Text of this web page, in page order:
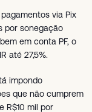
via Pix
por sonegação
em conta PF, o
até 27,5%.
impondo
que não cumprem
R$10 mil por